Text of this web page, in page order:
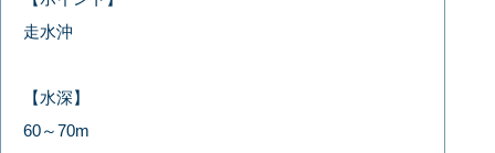
走水沖
【水深】
60～70m